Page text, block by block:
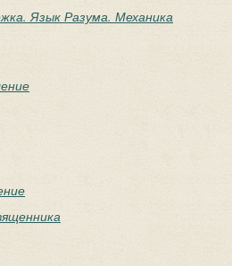
Язык Разума. Механика